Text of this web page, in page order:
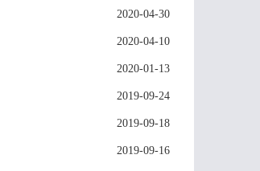
2020-04-30
2020-04-10
2020-01-13
2019-09-24
2019-09-18
2019-09-16